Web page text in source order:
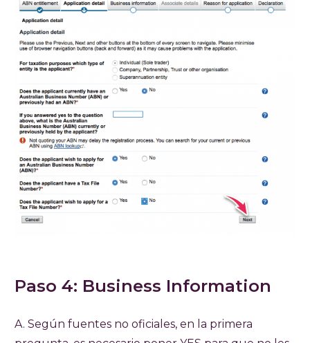
Paso 4: Business Information
A. Según fuentes no oficiales, en la primera